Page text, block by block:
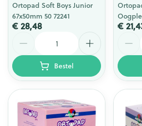
Ortopad Soft Boys Junior
67x50mm 50 72241
€ 28,48
Bestel
€